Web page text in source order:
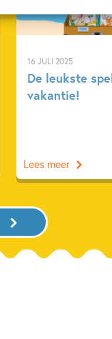
16 JULI 2025
De leukste
vakantie!
Lees meer